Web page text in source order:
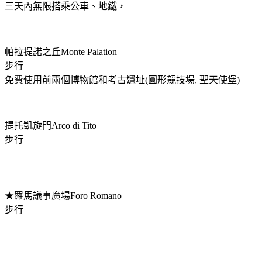
三天內無限搭乘公車、地鐵，
帕拉提諾之丘Monte Palation
步行
免費使用前兩個博物館和考古遺址(圓形競技場, 聖天使堡)
提托凱旋門Arco di Tito
步行
★羅馬議事廣場Foro Romano
步行